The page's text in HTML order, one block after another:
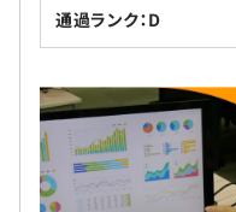
通過ランク：D